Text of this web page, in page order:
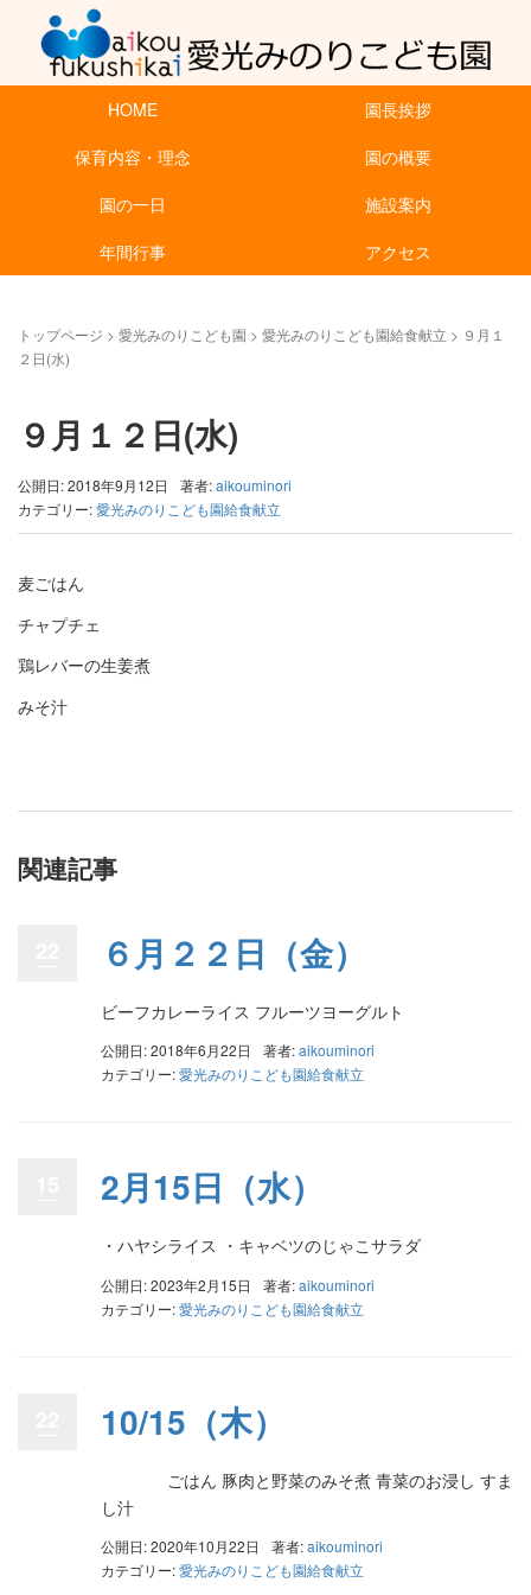
HOME
園長挨拶
保育内容・理念
園の概要
園の一日
施設案内
年間行事
アクセス
トップページ > 愛光みのりこども園 > 愛光みのりこども園給食献立 > ９月１
２日(水)
９月１２日(水)
公開日: 2018年9月12日 著者:aikouminori
カテゴリー:愛光みのりこども園給食献立
麦ごはん
チャプチェ
鶏レバーの生姜煮
みそ汁
関連記事
６月２２日（金）
ビーフカレーライス フルーツヨーグルト
公開日: 2018年6月22日 著者:aikouminori
カテゴリー:愛光みのりこども園給食献立
2月15日（水）
・ハヤシライス ・キャベツのじゃこサラダ
公開日: 2023年2月15日 著者:aikouminori
カテゴリー:愛光みのりこども園給食献立
10/15（木）
ごはん 豚肉と野菜のみそ煮 青菜のお浸し すま
し汁
公開日: 2020年10月22日 著者:aikouminori
カテゴリー:愛光みのりこども園給食献立